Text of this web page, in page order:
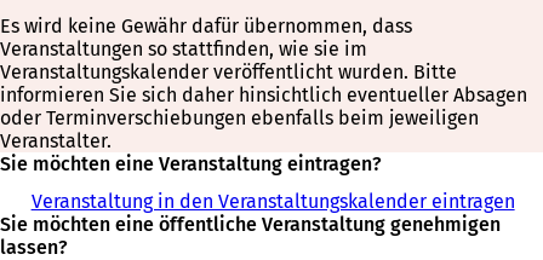
Es wird keine Gewähr dafür übernommen, dass
Veranstaltungen so stattfinden, wie sie im
Veranstaltungskalender veröffentlicht wurden. Bitte
informieren Sie sich daher hinsichtlich eventueller Absagen
oder Terminverschiebungen ebenfalls beim jeweiligen
Veranstalter.
Sie möchten eine Veranstaltung eintragen?
Veranstaltung in den Veranstaltungskalender eintragen
Sie möchten eine öffentliche Veranstaltung genehmigen
lassen?